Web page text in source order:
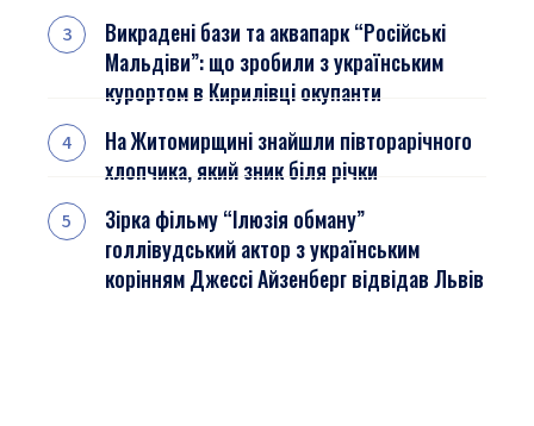
Викрадені бази та аквапарк “Російські
Мальдіви”: що зробили з українським
курортом в Кирилівці окупанти
На Житомирщині знайшли півторарічного
хлопчика, який зник біля річки
Зірка фільму “Ілюзія обману”
голлівудський актор з українським
корінням Джессі Айзенберг відвідав Львів